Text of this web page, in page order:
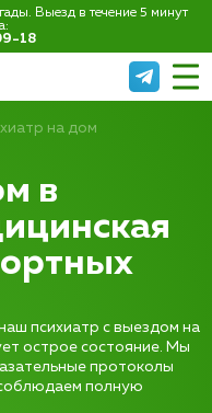
Выезд в течение 5 минут
18
на дом
в
психиатр с выездом на
острое состояние. Мы
протоколы
полную